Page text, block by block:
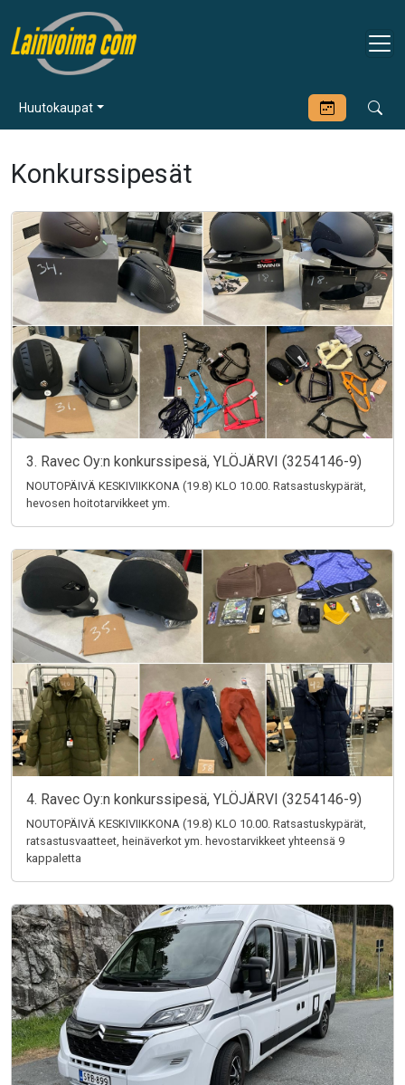
Huutokaupat
Konkurssipesät
3. Ravec Oy:n konkurssipesä, YLÖJÄRVI (3254146-9)
NOUTOPÄIVÄ KESKIVIIKKONA (19.8) KLO 10.00. Ratsastuskypärät,
hevosen hoitotarvikkeet ym.
4. Ravec Oy:n konkurssipesä, YLÖJÄRVI (3254146-9)
NOUTOPÄIVÄ KESKIVIIKKONA (19.8) KLO 10.00. Ratsastuskypärät,
ratsastusvaatteet, heinäverkot ym. hevostarvikkeet yhteensä 9
kappaletta